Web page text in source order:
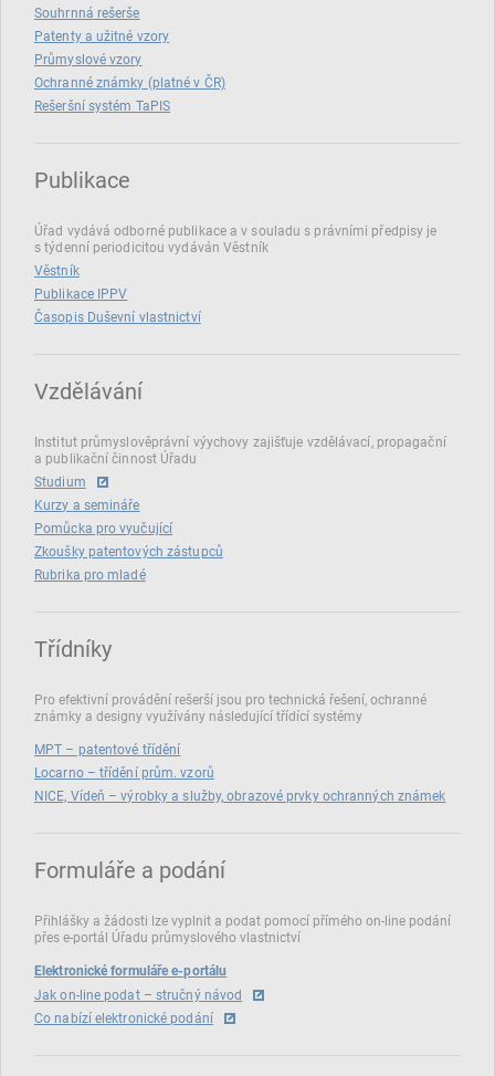
Souhrnná rešerše
Patenty a užitné vzory
Průmyslové vzory
Ochranné známky (platné v ČR)
Rešeršní systém TaPIS
Publikace
Úřad vydává odborné publikace a v souladu s právními předpisy je
s týdenní periodicitou vydáván Věstník
Věstník
Publikace IPPV
Časopis Duševní vlastnictví
Vzdělávání
Institut průmyslověprávní výychovy zajišťuje vzdělávací, propagační
a publikační činnost Úřadu
Studium
Kurzy a semináře
Pomůcka pro vyučující
Zkoušky patentových zástupců
Rubrika pro mladé
Třídníky
Pro efektivní provádění rešerší jsou pro technická řešení, ochranné
známky a designy využívány následující třídící systémy
MPT – patentové třídění
Locarno – třídění prům. vzorů
NICE, Vídeň – výrobky a služby, obrazové prvky ochranných známek
Formuláře a podání
Přihlášky a žádosti lze vyplnit a podat pomocí přímého on‑line podání
přes e‑portál Úřadu průmyslového vlastnictví
Elektronické formuláře e-portálu
Jak on-line podat – stručný návod
Co nabízí elektronické podání